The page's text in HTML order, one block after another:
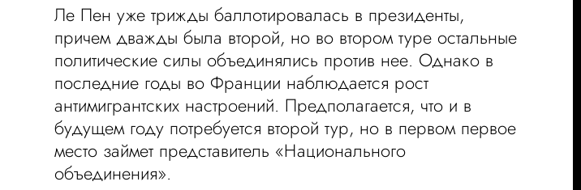
Ле Пен уже трижды баллотировалась в президенты,
причем дважды была второй, но во втором туре остальные
политические силы объединялись против нее. Однако в
последние годы во Франции наблюдается рост
антимигрантских настроений. Предполагается, что и в
будущем году потребуется второй тур, но в первом первое
место займет представитель «Национального
объединения».